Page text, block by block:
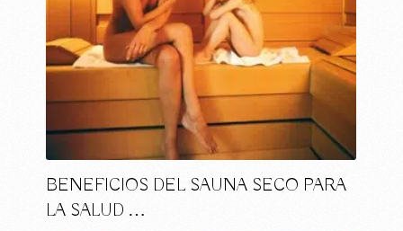
BENEFICIOS DEL SAUNA SECO PARA
LA SALUD …